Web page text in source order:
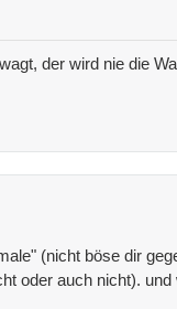
der wird nie die
(nicht böse dir
oder auch nicht).